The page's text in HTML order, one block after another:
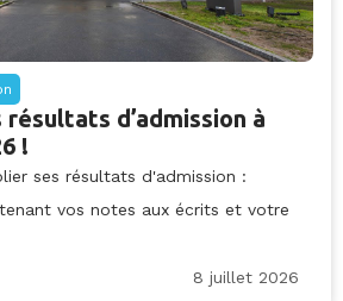
d’admission à
!
ses résultats d'admission :
vos notes aux écrits et votre
8 juillet 2026